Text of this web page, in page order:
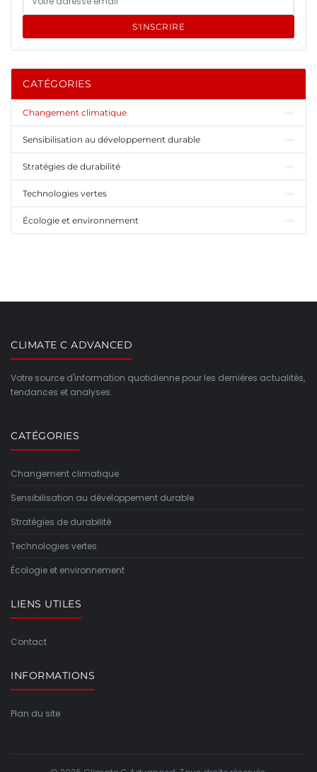
S'INSCRIRE
CATÉGORIES
Changement climatique
Sensibilisation au développement durable
Stratégies de durabilité
Technologies vertes
Écologie et environnement
CLIMATE C ADVANCED
Votre source d'information quotidienne pour les dernières actualités,
tendances et analyses.
CATÉGORIES
Changement climatique
Sensibilisation au développement durable
Stratégies de durabilité
Technologies vertes
Écologie et environnement
LIENS UTILES
Contact
INFORMATIONS
Plan du site